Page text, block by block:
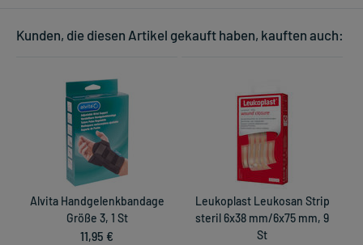
Kunden, die diesen Artikel gekauft haben, kauften auch:
Alvita Handgelenkbandage
Größe 3, 1 St
11,95 €
Leukoplast Leukosan Strip
steril 6x38 mm/6x75 mm, 9
St